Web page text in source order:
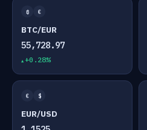
₿ €
BTC/EUR
55,728.97
+0.28%
€ $
EUR/USD